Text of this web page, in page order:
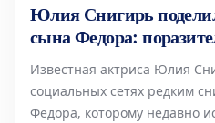
Юлия Снигирь
сына Федора:
родителями-актерами
Известная актриса Юлия
социальных сетях редким
Федора, которому недавно